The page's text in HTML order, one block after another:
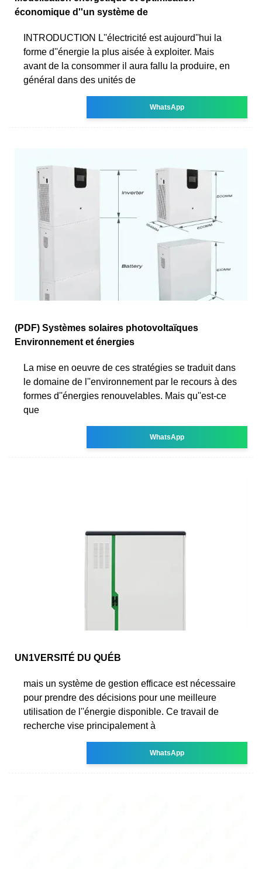
économique d''un système de
INTRODUCTION L''électricité est aujourd''hui la
forme d''énergie la plus aisée à exploiter. Mais
avant de la consommer il aura fallu la produire, en
général dans des unités de
WhatsApp
(PDF) Systèmes solaires photovoltaïques
Environnement et énergies
La mise en oeuvre de ces stratégies se traduit dans
le domaine de l''environnement par le recours à des
formes d''énergies renouvelables. Mais qu''est-ce
que
WhatsApp
UN1VERSITÉ DU QUÉB
mais un système de gestion efficace est nécessaire
pour prendre des décisions pour une meilleure
utilisation de l''énergie disponible. Ce travail de
recherche vise principalement à
WhatsApp